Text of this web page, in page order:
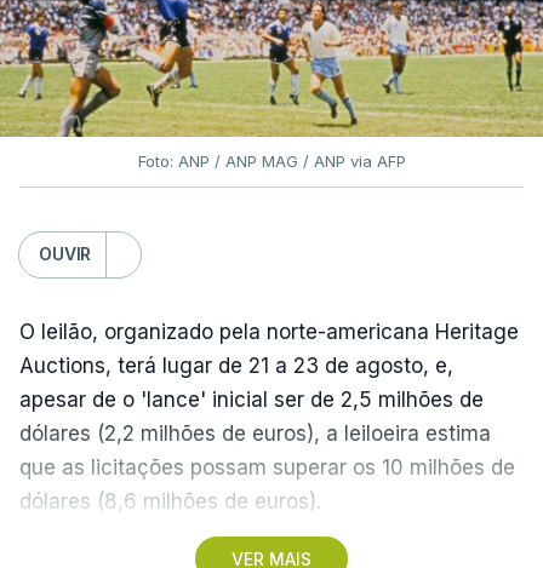
Foto: ANP / ANP MAG / ANP via AFP
OUVIR
VER MAIS
O leilão, organizado pela norte-americana Heritage
Auctions, terá lugar de 21 a 23 de agosto, e,
apesar de o 'lance' inicial ser de 2,5 milhões de
dólares (2,2 milhões de euros), a leiloeira estima
que as licitações possam superar os 10 milhões de
dólares (8,6 milhões de euros).